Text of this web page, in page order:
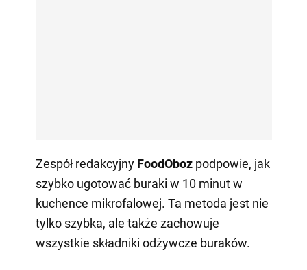
Zespół redakcyjny FoodOboz podpowie, jak
szybko ugotować buraki w 10 minut w
kuchence mikrofalowej. Ta metoda jest nie
tylko szybka, ale także zachowuje
wszystkie składniki odżywcze buraków.